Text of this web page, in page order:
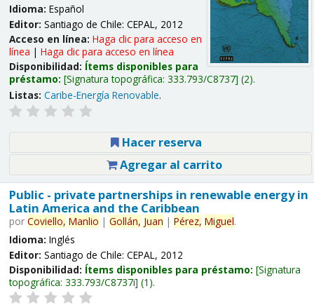
Idioma: Español
Editor: Santiago de Chile: CEPAL, 2012
Acceso en línea: Haga clic para acceso en
línea | Haga clic para acceso en línea
Disponibilidad: Ítems disponibles para
préstamo: Signatura topográfica: 333.793/C8737 (2).
Listas: Caribe-Energía Renovable.
Hacer reserva
Agregar al carrito
Public - private partnerships in renewable energy in
Latin America and the Caribbean
por Coviello, Manlio | Gollán, Juan | Pérez, Miguel.
Idioma: Inglés
Editor: Santiago de Chile: CEPAL, 2012
Disponibilidad: Ítems disponibles para préstamo: Signatura
topográfica: 333.793/C8737i (1).